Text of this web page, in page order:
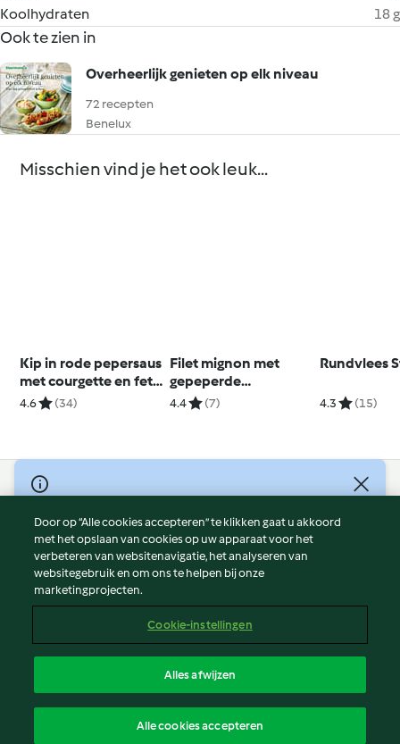
Koolhydraten
18 g
Ook te zien in
Overheerlijk genieten op elk niveau
72 recepten
Benelux
Misschien vind je het ook leuk...
Kip in rode pepersaus
met courgette en feta
couscous
4.6 (34)
Filet mignon met
gepeperde
Parmezaanse saus en
4.4 (7)
Rundvlees
4.3 (15)
© Copyright 2026
Gebruiksvoorwaarden
Privacybeleid
Disclaimer
Colofon
Verslag Inhoud
Toegankelijkheidsverklaring
Door op “Alle cookies accepteren” te klikken gaat u akkoord
met het opslaan van cookies op uw apparaat voor het
verbeteren van websitenavigatie, het analyseren van
websitegebruik en om ons te helpen bij onze
marketingprojecten.
Cookie-instellingen
Alles afwijzen
Alle cookies accepteren